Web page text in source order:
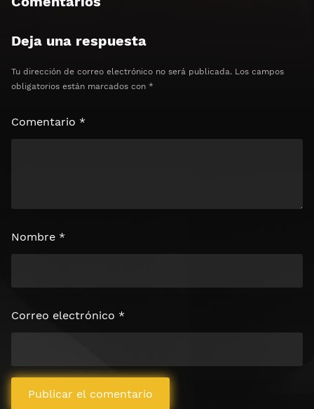
⏰ El acceso expira en 1 hora
Deja una respuesta
Tu dirección de correo electrónico no será publicada. Los campos
obligatorios están marcados con *
Comentario *
Nombre *
Correo electrónico *